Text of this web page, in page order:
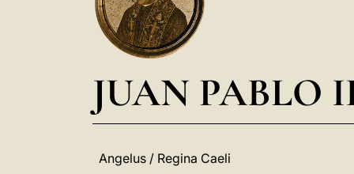
JUAN PABLO
Angelus / Regina Caeli